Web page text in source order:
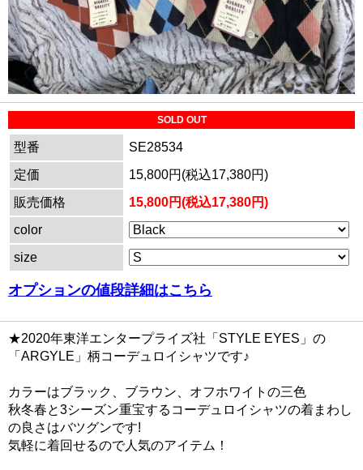
SOLD OUT
型番
SE28534
定価
15,800円(税込17,380円)
販売価格
15,800円(税込17,380円)
color
size
オプションの値段詳細はこちら
★2020年東洋エンタープライズ社「STYLE EYES」の
「ARGYLE」柄コーデュロイシャツです♪
カラーはブラック、ブラウン、オフホワイトの三色
秋冬春と3シーズン重宝するコーデュロイシャツの着まわし
の良さはバツグンです!
気軽に着回せるので人気のアイテム！